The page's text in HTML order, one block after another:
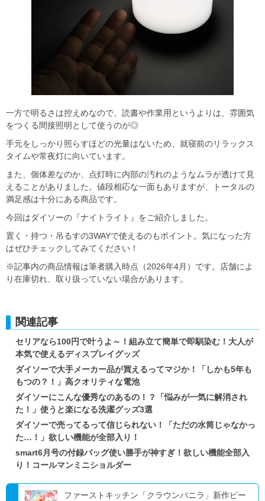
一方で明るさは控えめなので、読書や作業用というよりは、雰囲気
をつくる間接照明として使うのが◎
手元をしっかり照らすほどの光量はないため、就寝前のリラックス
タイムや常夜灯に向いています。
また、個体差なのか、点灯時に内部の汚れのようなムラが透けて見
えることがありました。値段相応な一面もありますが、トータルの
満足感は十分にある商品です。
今回はダイソーの『ナイトライト』をご紹介しました。
置く・持つ・吊るすの3WAYで使えるのもポイント。気になった方
はぜひチェックしてみてください！
※記事内の商品情報は筆者購入時点（2026年4月）です。店舗によ
り在庫切れ、取り扱っていない場合があります。
関連記事
セリアなら100円で叶うよ～！組み立て簡単で即馴染む！大人が
本気で使えるディスプレイグッズ
ダイソーで大手メーカー品が買えるってマジか！「しかも5年も
もつの？！」高クオリティな電池
ダイソーにこんな優秀なのあるの！？「悩みが一気に解消され
た！」使うと楽になる洗濯グッズ3選
ダイソーで売ってるって信じられない！「ただの水筒じゃなかっ
た…！」欲しい機能が全部入り！
smart6月号の付録バッグ使い勝手が神すぎ！欲しい機能全部入
り！コールマンミニショルダー
ファーストキッチン「クラウンバニラ」新作ピー